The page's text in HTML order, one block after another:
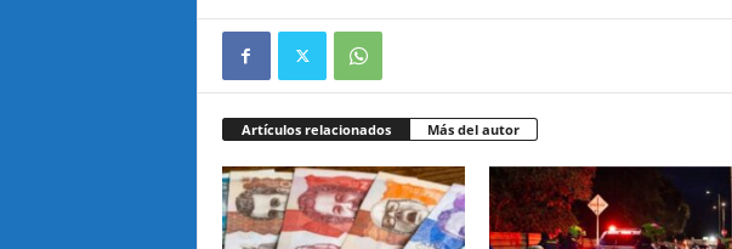
Artículos relacionados Más del autor